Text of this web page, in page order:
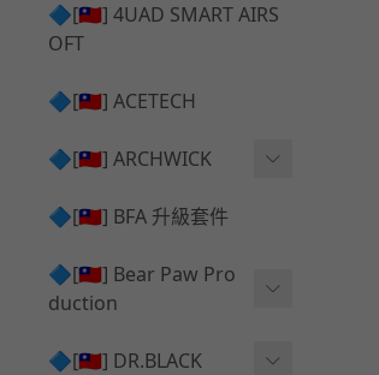
TAC-41 🔄 原廠 ⧸ 零件
件
[夢神⧸Morpheus] 不鏽鋼
內管
套件
[夢神⧸Morpheus] 碳鋼 內
管
🔷[🇹🇼] 4UAD SMART AIRS
OFT
🔷[🇹🇼] ACETECH
🔷[🇹🇼] ARCHWICK
衝鋒套件 Convertion Kit
MWS 升級組件
B＆T APC9 系列產品
B＆T SPR300系列產品
🔷[🇹🇼] BFA 升級套件
🔷[🇹🇼] Bear Paw Pro
duction
T-5000
🔷[🇹🇼] DR.BLACK